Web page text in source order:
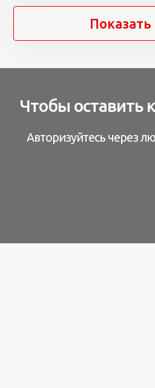
Чтобы оставить
Авторизуйтесь через